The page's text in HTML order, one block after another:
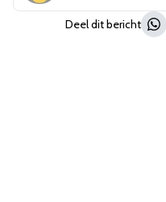
Deel dit bericht